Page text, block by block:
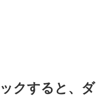
クすると、